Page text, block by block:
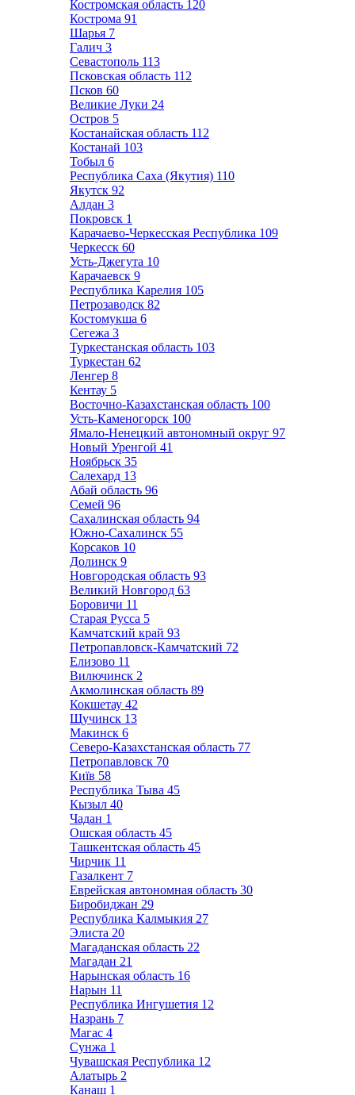
Костромская область 120
Кострома 91
Шарья 7
Галич 3
Севастополь 113
Псковская область 112
Псков 60
Великие Луки 24
Остров 5
Костанайская область 112
Костанай 103
Тобыл 6
Республика Саха (Якутия) 110
Якутск 92
Алдан 3
Покровск 1
Карачаево-Черкесская Республика 109
Черкесск 60
Усть-Джегута 10
Карачаевск 9
Республика Карелия 105
Петрозаводск 82
Костомукша 6
Сегежа 3
Туркестанская область 103
Туркестан 62
Ленгер 8
Кентау 5
Восточно-Казахстанская область 100
Усть-Каменогорск 100
Ямало-Ненецкий автономный округ 97
Новый Уренгой 41
Ноябрьск 35
Салехард 13
Абай область 96
Семей 96
Сахалинская область 94
Южно-Сахалинск 55
Корсаков 10
Долинск 9
Новгородская область 93
Великий Новгород 63
Боровичи 11
Старая Русса 5
Камчатский край 93
Петропавловск-Камчатский 72
Елизово 11
Вилючинск 2
Акмолинская область 89
Кокшетау 42
Щучинск 13
Макинск 6
Северо-Казахстанская область 77
Петропавловск 70
Київ 58
Республика Тыва 45
Кызыл 40
Чадан 1
Ошская область 45
Ташкентская область 45
Чирчик 11
Газалкент 7
Еврейская автономная область 30
Биробиджан 29
Республика Калмыкия 27
Элиста 20
Магаданская область 22
Магадан 21
Нарынская область 16
Нарын 11
Республика Ингушетия 12
Назрань 7
Магас 4
Сунжа 1
Чувашская Республика 12
Алатырь 2
Канаш 1